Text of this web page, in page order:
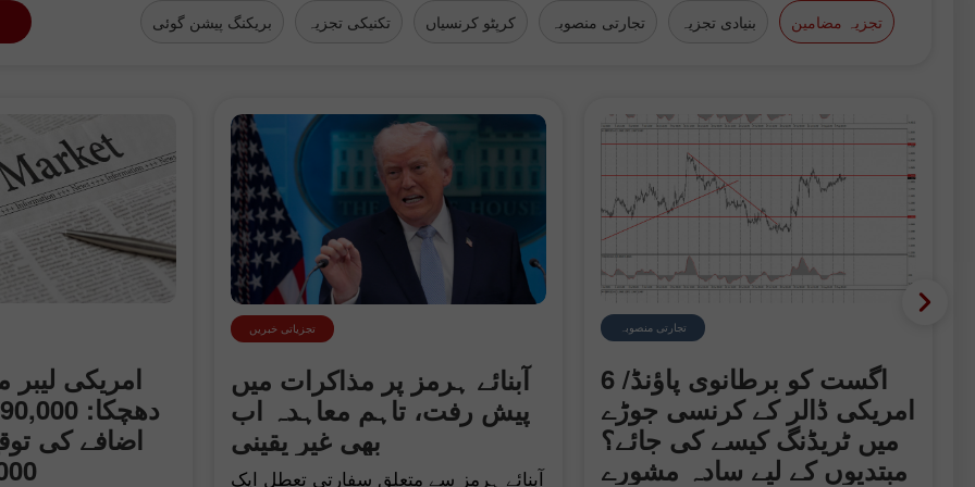
تجزیہ مضامین بنیادی تجزیہ تجارتی منصوبہ کرپٹو کرنسیاں تکنیکی تجزیہ بریکنگ پیشن گوئی
امریکی لیبر
اضافے کی
تجزیاتی خبریں
آبنائے ہرمز پر مذاکرات میں
پیش رفت، تاہم معاہدہ اب
بھی غیر یقینی
آبنائے ہرمز سے متعلق سفارتی تعطل ایک
تجارتی منصوبہ
6 اگست کو برطانوی پاؤنڈ/
امریکی ڈالر کے کرنسی جوڑے
میں ٹریڈنگ کیسے کی جائے؟
مبتدیوں کے لیے سادہ مشورے
کھولیں